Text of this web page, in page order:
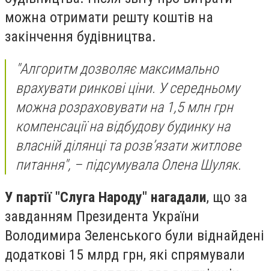
можна отримати решту коштів на
закінчення будівництва.
"Алгоритм дозволяє максимально
врахувати ринкові ціни. У середньому
можна розраховувати на 1,5 млн грн
компенсації на відбудову будинку на
власній ділянці та розв’язати житлове
питання", – підсумувала Олена Шуляк.
У партії "Слуга Народу" нагадали, що за
завданням Президента України
Володимира Зеленського були віднайдені
додаткові 15 млрд грн, які спрямували